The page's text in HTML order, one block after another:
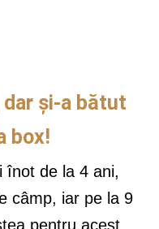
și-a bătut
box!
înot de la 4 ani,
câmp, iar pe la 9
pentru acest